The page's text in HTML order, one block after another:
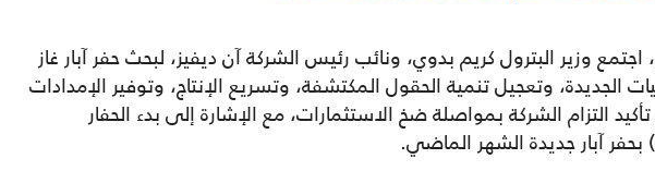
اجتمع وزير البترول كريم بدوي، ونائب رئيس الشركة آن ديفيز، لبحث حفر آبار غاز
الجديدة، وتعجيل تنمية الحقول المكتشفة، وتسريع الإنتاج، وتوفير الإمدادات
التزام الشركة بمواصلة ضخ الاستثمارات، مع الإشارة إلى بدء الحفار